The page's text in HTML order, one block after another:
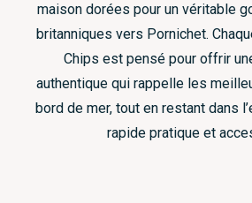
maison dorées pour un véritable
britanniques vers Pornichet.
Chips est pensé pour offrir
authentique qui rappelle les
bord de mer, tout en restant dans
rapide pratique et